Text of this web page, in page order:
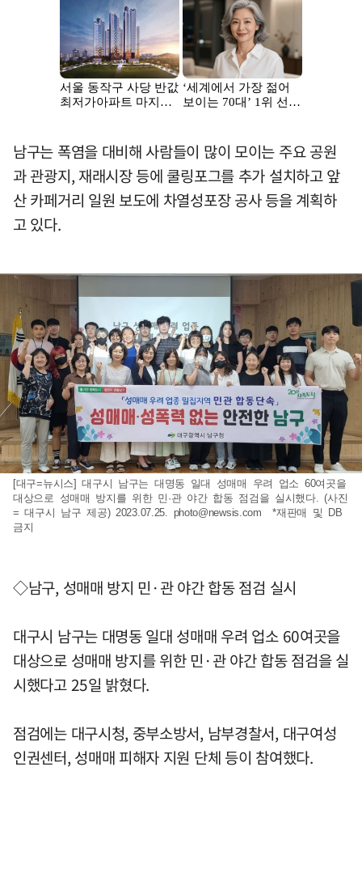
남구는 폭염을 대비해 사람들이 많이 모이는 주요 공원
과 관광지, 재래시장 등에 쿨링포그를 추가 설치하고 앞
산 카페거리 일원 보도에 차열성포장 공사 등을 계획하
고 있다.
[대구=뉴시스] 대구시 남구는 대명동 일대 성매매 우려 업소 60여곳을
대상으로 성매매 방지를 위한 민·관 야간 합동 점검을 실시했다. (사진
= 대구시 남구 제공) 2023.07.25. photo@newsis.com *재판매 및 DB
금지
◇남구, 성매매 방지 민·관 야간 합동 점검 실시
대구시 남구는 대명동 일대 성매매 우려 업소 60여곳을
대상으로 성매매 방지를 위한 민·관 야간 합동 점검을 실
시했다고 25일 밝혔다.
점검에는 대구시청, 중부소방서, 남부경찰서, 대구여성
인권센터, 성매매 피해자 지원 단체 등이 참여했다.